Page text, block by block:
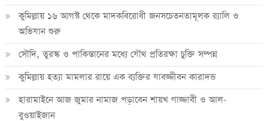
কুমিল্লায় ১৬ আগস্ট থেকে মাদকবিরোধী জনসচেতনতামূলক র‍্যালি ও
অভিযান শুরু
সৌদি, তুরস্ক ও পাকিস্তানের মধ্যে যৌথ প্রতিরক্ষা চুক্তি সম্পন্ন
কুমিল্লায় হত্যা মামলার রায়ে এক ব্যক্তির যাবজ্জীবন কারাদন্ড
হারামাইনে আজ জুমার নামাজ পড়াবেন শায়খ গাজ্জাবী ও আল-
বুওয়াইজান